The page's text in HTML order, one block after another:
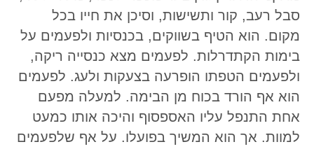
סבל רעב, קור ותשישות, וסיכן את חייו בכל
מקום. הוא הטיף בשווקים, בכנסיות ולפעמים על
בימות הקתדרלות. לפעמים מצא כנסייה ריקה,
ולפעמים הטפתו הופרעה בצעקות ולעג. לפעמים
הוא אף הורד בכוח מן הבימה. למעלה מפעם
אחת התנפל עליו האספסוף והיכה אותו כמעט
למוות. אך הוא המשיך בפועלו. על אף שלפעמים